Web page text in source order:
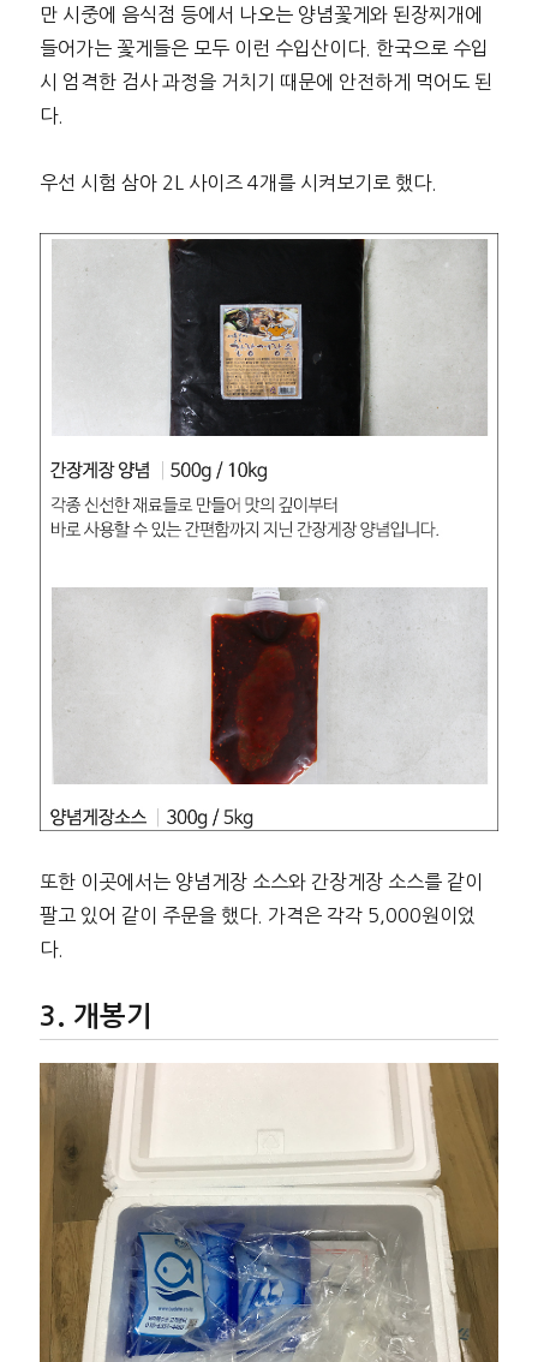
만 시중에 음식점 등에서 나오는 양념꽃게와 된장찌개에
들어가는 꽃게들은 모두 이런 수입산이다. 한국으로 수입
시 엄격한 검사 과정을 거치기 때문에 안전하게 먹어도 된
다.
우선 시험 삼아 2L 사이즈 4개를 시켜보기로 했다.
또한 이곳에서는 양념게장 소스와 간장게장 소스를 같이
팔고 있어 같이 주문을 했다. 가격은 각각 5,000원이었
다.
개봉기